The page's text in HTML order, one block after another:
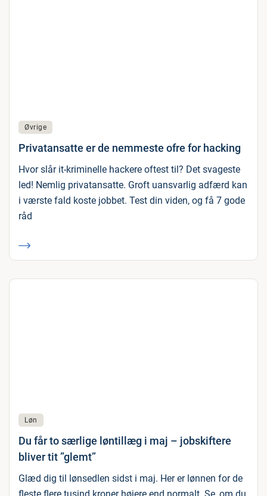
Øvrige
Privatansatte er de nemmeste ofre for hacking
Hvor slår it-kriminelle hackere oftest til? Det svageste
led! Nemlig privatansatte. Groft uansvarlig adfærd kan
i værste fald koste jobbet. Test din viden, og få 7 gode
råd
Løn
Du får to særlige løntillæg i maj – jobskiftere
bliver tit ”glemt”
Glæd dig til lønsedlen sidst i maj. Her er lønnen for de